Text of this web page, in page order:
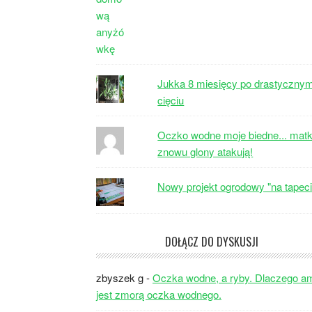
Jukka 8 miesięcy po
cięciu
Oczko wodne moje biedne...
znowu glony atakują!
Nowy projekt ogrodowy "na
DOŁĄCZ DO DYSKUSJI
zbyszek g-Oczka wodne, a ryby. Dlaczego
jest zmorą oczka wodnego.